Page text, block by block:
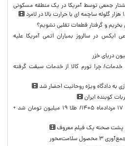
جمعی توسط آمریکا در یک منطقه مسکونی
بخریم و گرفتار قطعات تقلبی نشویم؟
ایکس در سالروز بمباران اتمی آمریکا علیه
دریای خزر
و خدمات/ چرا تورم کالا از خدمات سبقت گرفته
به دادگاه ویژه روحانیت احضار شد
کوبنده ایران
قیمت جدید طلا و سکه امروز ۱۷ مردادماه ۱۴۰۵/ طلا ۱۹ میلیون تومان شد +
پشت صحنه یک فیلم معروف
سلامت‌محور